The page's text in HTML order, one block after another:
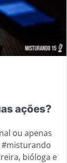
ações?
ou apenas
#misturando
bióloga e